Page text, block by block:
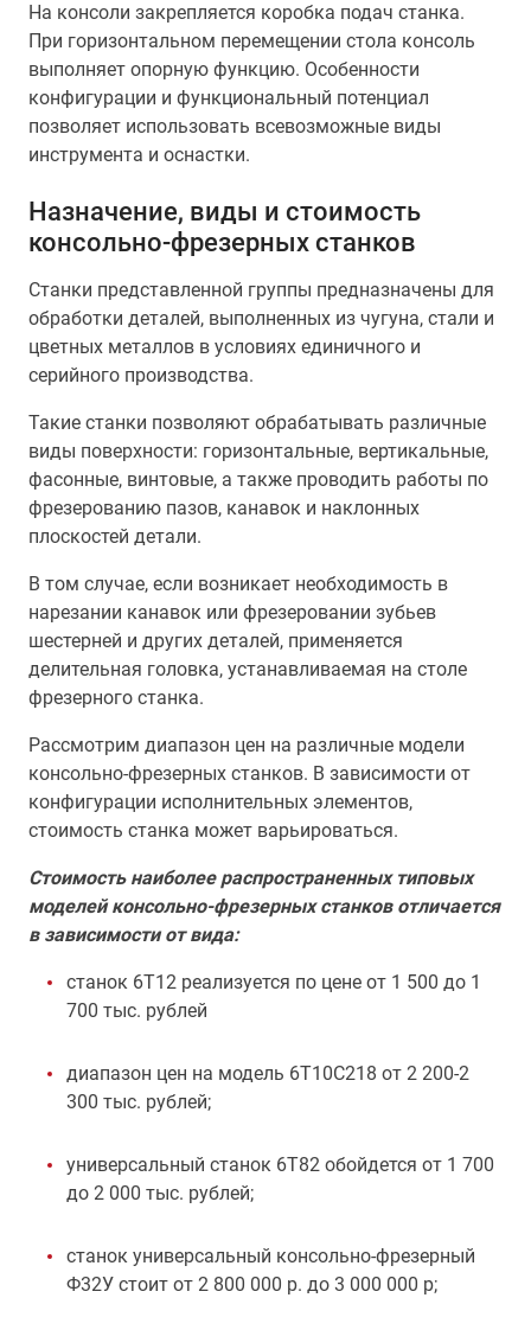
На консоли закрепляется коробка подач станка.
При горизонтальном перемещении стола консоль
выполняет опорную функцию. Особенности
конфигурации и функциональный потенциал
позволяет использовать всевозможные виды
инструмента и оснастки.
Назначение, виды и стоимость
консольно-фрезерных станков
Станки представленной группы предназначены для
обработки деталей, выполненных из чугуна, стали и
цветных металлов в условиях единичного и
серийного производства.
Такие станки позволяют обрабатывать различные
виды поверхности: горизонтальные, вертикальные,
фасонные, винтовые, а также проводить работы по
фрезерованию пазов, канавок и наклонных
плоскостей детали.
В том случае, если возникает необходимость в
нарезании канавок или фрезеровании зубьев
шестерней и других деталей, применяется
делительная головка, устанавливаемая на столе
фрезерного станка.
Рассмотрим диапазон цен на различные модели
консольно-фрезерных станков. В зависимости от
конфигурации исполнительных элементов,
стоимость станка может варьироваться.
Стоимость наиболее распространенных типовых
моделей консольно-фрезерных станков отличается
в зависимости от вида:
станок 6Т12 реализуется по цене от 1 500 до 1
700 тыс. рублей
диапазон цен на модель 6Т10С218 от 2 200-2
300 тыс. рублей;
универсальный станок 6Т82 обойдется от 1 700
до 2 000 тыс. рублей;
станок универсальный консольно-фрезерный
Ф32У стоит от 2 800 000 р. до 3 000 000 р;